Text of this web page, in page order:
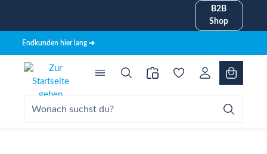
B2B
Shop
Endkunden hier lang ➜